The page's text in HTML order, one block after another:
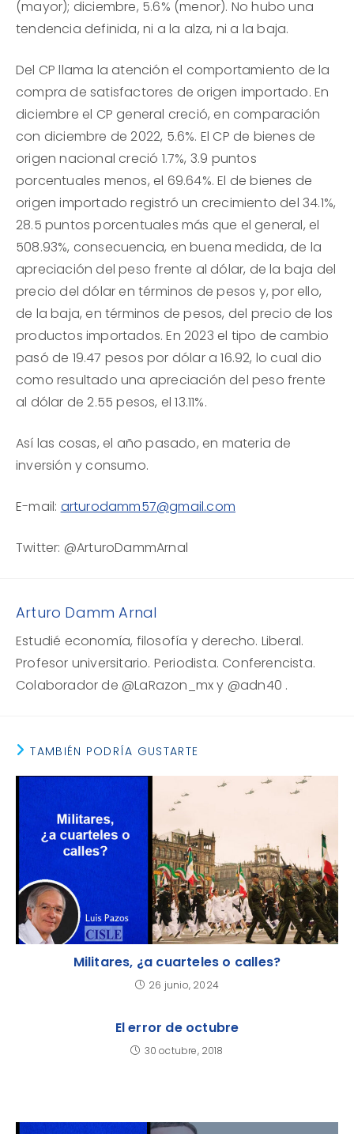
(mayor); diciembre, 5.6% (menor). No hubo una
tendencia definida, ni a la alza, ni a la baja.
Del CP llama la atención el comportamiento de la
compra de satisfactores de origen importado. En
diciembre el CP general creció, en comparación
con diciembre de 2022, 5.6%. El CP de bienes de
origen nacional creció 1.7%, 3.9 puntos
porcentuales menos, el 69.64%. El de bienes de
origen importado registró un crecimiento del 34.1%,
28.5 puntos porcentuales más que el general, el
508.93%, consecuencia, en buena medida, de la
apreciación del peso frente al dólar, de la baja del
precio del dólar en términos de pesos y, por ello,
de la baja, en términos de pesos, del precio de los
productos importados. En 2023 el tipo de cambio
pasó de 19.47 pesos por dólar a 16.92, lo cual dio
como resultado una apreciación del peso frente
al dólar de 2.55 pesos, el 13.11%.
Así las cosas, el año pasado, en materia de
inversión y consumo.
E-mail: arturodamm57@gmail.com
Twitter: @ArturoDammArnal
Arturo Damm Arnal
Estudié economía, filosofía y derecho. Liberal.
Profesor universitario. Periodista. Conferencista.
Colaborador de @LaRazon_mx y @adn40 .
TAMBIÉN PODRÍA GUSTARTE
Militares, ¿a cuarteles o calles?
26 junio, 2024
El error de octubre
30 octubre, 2018